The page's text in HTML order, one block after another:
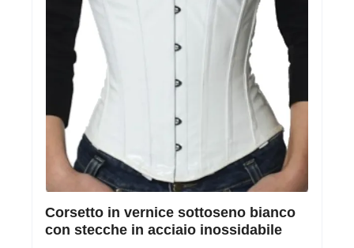
Corsetto in vernice sottoseno bianco
con stecche in acciaio inossidabile